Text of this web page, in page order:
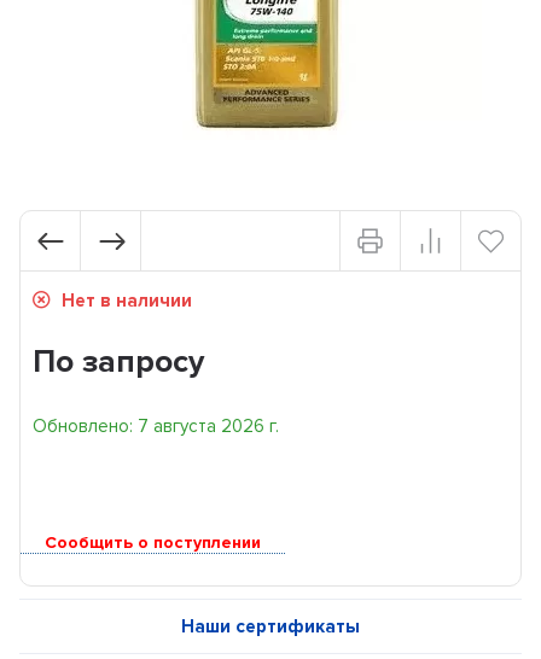
Нет в наличии
По запросу
Обновлено: 7 августа 2026 г.
Сообщить о поступлении
Наши сертификаты